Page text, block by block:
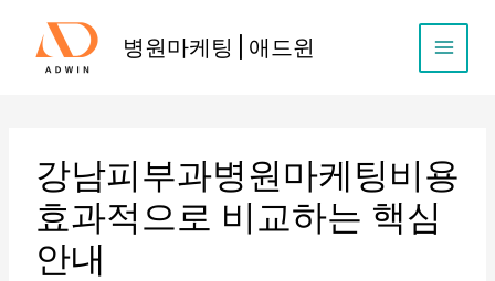
병원마케팅 | 애드윈
강남피부과병원마케팅비용
효과적으로 비교하는 핵심
안내